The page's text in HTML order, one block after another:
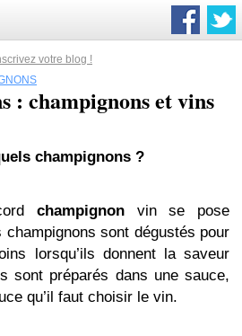
votre blog !
: champignons et vins
champignons ?
champignonvin se pose
champignons sont dégustés pour
lorsqu’ils donnent la saveur
sont préparés dans une sauce,
qu’il faut choisir le vin.